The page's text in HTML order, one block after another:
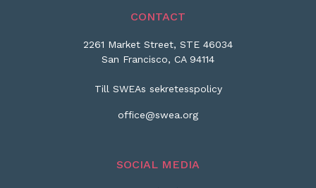
CONTACT
2261 Market Street, STE 46034
San Francisco, CA 94114
Till SWEAs sekretesspolicy
office@swea.org
SOCIAL MEDIA